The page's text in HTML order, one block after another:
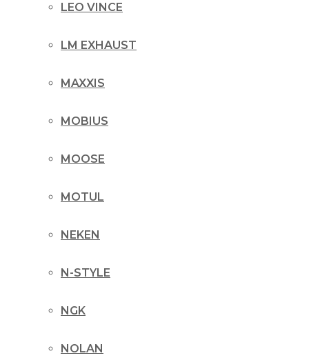
LEO VINCE
LM EXHAUST
MAXXIS
MOBIUS
MOOSE
MOTUL
NEKEN
N-STYLE
NGK
NOLAN